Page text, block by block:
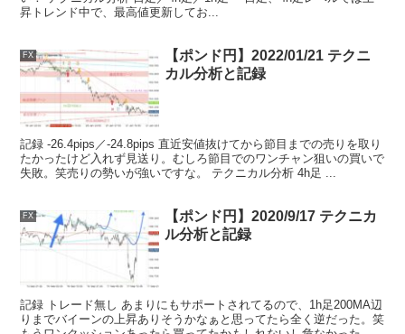
昇トレンド中で、最高値更新してお...
FX
【ポンド円】2022/01/21 テクニ
カル分析と記録
記録 -26.4pips／-24.8pips 直近安値抜けてから節目までの売りを取り
たかったけど入れず見送り。むしろ節目でのワンチャン狙いの買いで
失敗。笑売りの勢いが強いですな。 テクニカル分析 4h足 ...
FX
【ポンド円】2020/9/17 テクニカ
ル分析と記録
記録 トレード無し あまりにもサポートされてるので、1h足200MA辺
りまでバイーンの上昇ありそうかなぁと思ってたら全く逆だった。笑